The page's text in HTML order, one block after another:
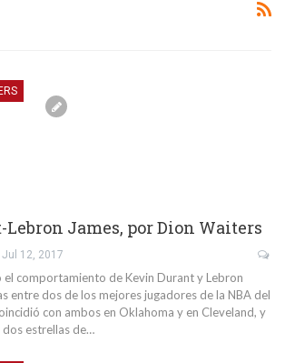
James, por Dion Waiters
Jul 12, 2017
el comportamiento de Kevin Durant y Lebron
entre dos de los mejores jugadores de la NBA del
con ambos en Oklahoma y en Cleveland, y
dos estrellas de…